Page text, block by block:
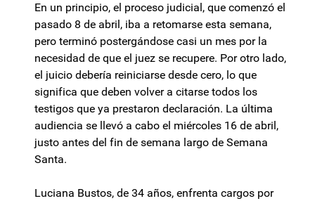
En un principio, el proceso judicial, que comenzó el
pasado 8 de abril, iba a retomarse esta semana,
pero terminó postergándose casi un mes por la
necesidad de que el juez se recupere. Por otro lado,
el juicio debería reiniciarse desde cero, lo que
significa que deben volver a citarse todos los
testigos que ya prestaron declaración. La última
audiencia se llevó a cabo el miércoles 16 de abril,
justo antes del fin de semana largo de Semana
Santa.
Luciana Bustos, de 34 años, enfrenta cargos por